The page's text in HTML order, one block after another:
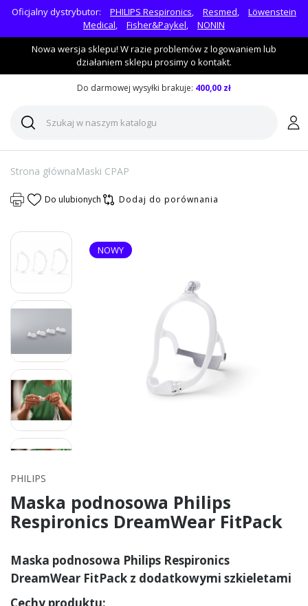
Oficjalny dystrybutor: PHILIPS Respironics, Resmed,
Löwenstein
Medical, Fisher&Paykel,
NONIN
Nowa wersja sklepu! W razie problemów z logowaniem lub
działaniem sklepu prosimy o kontakt.
Do darmowej wysyłki brakuje: 400,00 zł
Strona głównaMaski CPAP
Do ulubionych Dodaj do porównania
NOWY
PHILIPS
Maska podnosowa Philips
Respironics DreamWear FitPack
Maska podnosowa Philips Respironics
DreamWear FitPack z dodatkowymi szkieletami